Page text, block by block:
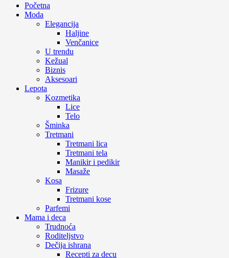
Početna
Moda
Elegancija
Haljine
Venčanice
U trendu
Kežual
Biznis
Aksesoari
Lepota
Kozmetika
Lice
Telo
Šminka
Tretmani
Tretmani lica
Tretmani tela
Manikir i pedikir
Masaže
Kosa
Frizure
Tretmani kose
Parfemi
Mama i deca
Trudnoća
Roditeljstvo
Dečija ishrana
Recepti za decu